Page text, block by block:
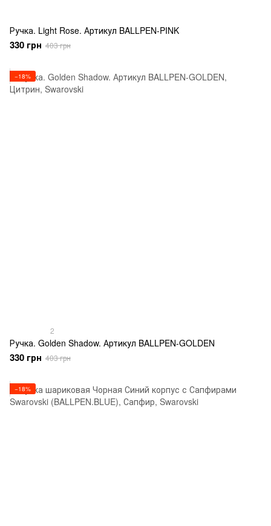
Ручка. Light Rose. Артикул BALLPEN-PINK
330 грн 403 грн
−18%
2
Ручка. Golden Shadow. Артикул BALLPEN-GOLDEN
330 грн 403 грн
−18%